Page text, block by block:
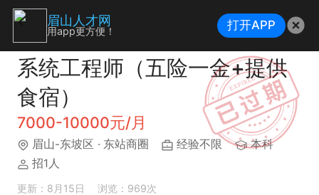
系统工程师（五险一金+提供
食宿）
7000-10000元/月
眉山-东坡区 · 东站商圈 经验不限
本科
招1人
更新：8月15日 浏览：969次
眉山人才网
用app更方便！ 打开APP